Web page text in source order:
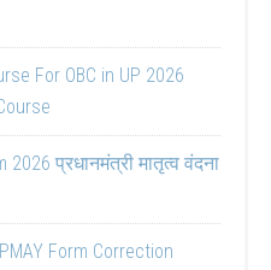
For OBC in UP 2026
2026 प्रधानमंत्री मातृत्व वंदना
Form Correction